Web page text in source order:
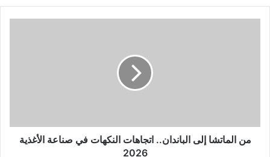
من الماتشا إلى الباندان.. اتجاهات النكهات في صناعة الأغذية
2026